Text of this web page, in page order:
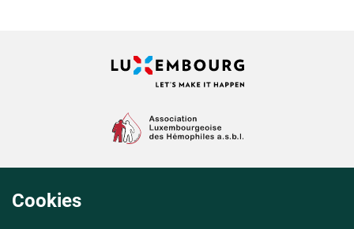
Cookies